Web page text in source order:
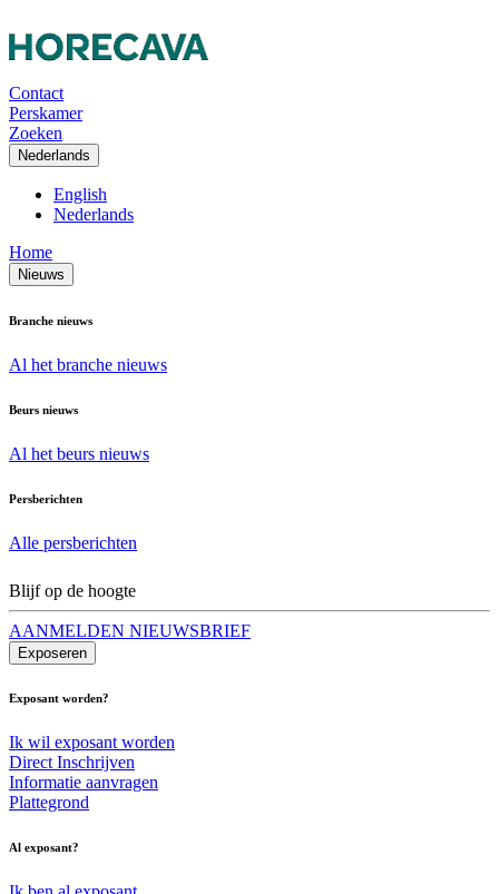
Contact
Perskamer
Zoeken
Nederlands
English
Nederlands
Home
Nieuws
Branche nieuws
Al het branche nieuws
Beurs nieuws
Al het beurs nieuws
Persberichten
Alle persberichten
Blijf op de hoogte
AANMELDEN NIEUWSBRIEF
Exposeren
Exposant worden?
Ik wil exposant worden
Direct Inschrijven
Informatie aanvragen
Plattegrond
Al exposant?